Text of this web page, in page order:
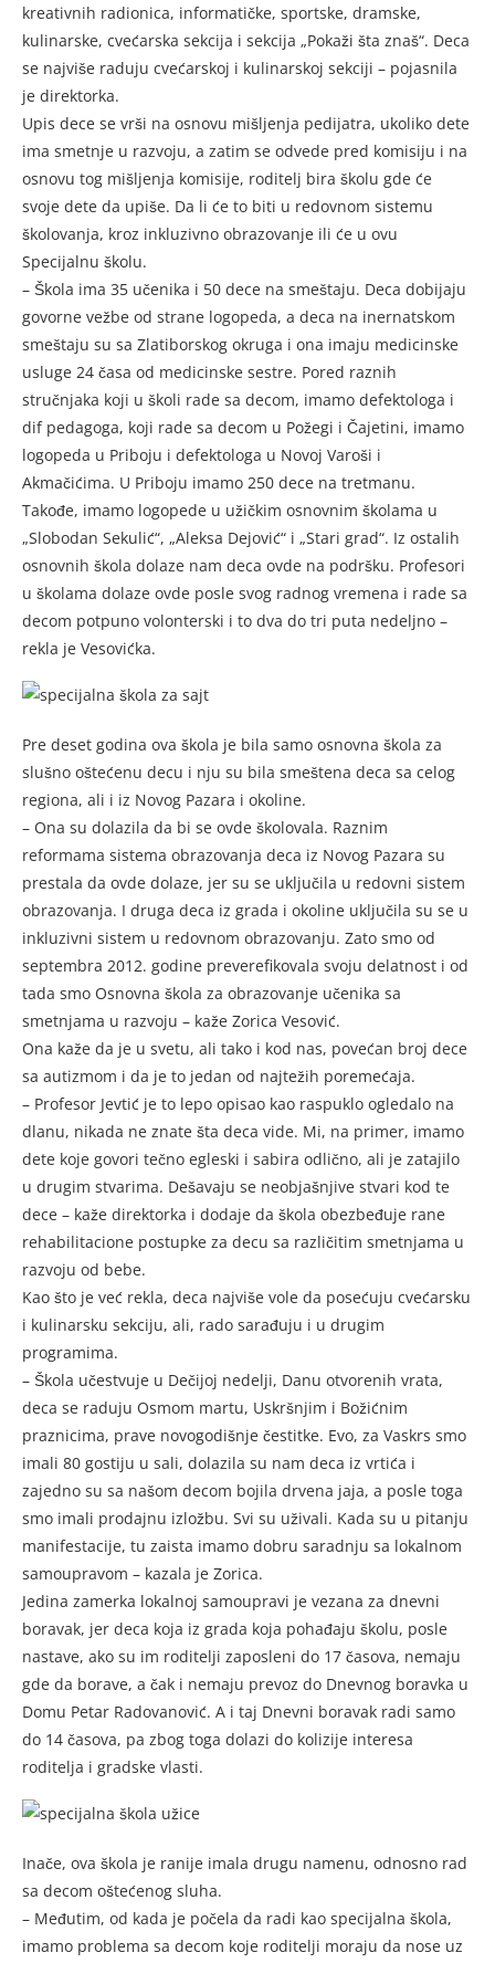
kreativnih radionica, informatičke, sportske, dramske,
kulinarske, cvećarska sekcija i sekcija „Pokaži šta znaš“. Deca
se najviše raduju cvećarskoj i kulinarskoj sekciji – pojasnila
je direktorka.
Upis dece se vrši na osnovu mišljenja pedijatra, ukoliko dete
ima smetnje u razvoju, a zatim se odvede pred komisiju i na
osnovu tog mišljenja komisije, roditelj bira školu gde će
svoje dete da upiše. Da li će to biti u redovnom sistemu
školovanja, kroz inkluzivno obrazovanje ili će u ovu
Specijalnu školu.
– Škola ima 35 učenika i 50 dece na smeštaju. Deca dobijaju
govorne vežbe od strane logopeda, a deca na inernatskom
smeštaju su sa Zlatiborskog okruga i ona imaju medicinske
usluge 24 časa od medicinske sestre. Pored raznih
stručnjaka koji u školi rade sa decom, imamo defektologa i
dif pedagoga, koji rade sa decom u Požegi i Čajetini, imamo
logopeda u Priboju i defektologa u Novoj Varoši i
Akmačićima. U Priboju imamo 250 dece na tretmanu.
Takođe, imamo logopede u užičkim osnovnim školama u
„Slobodan Sekulić“, „Aleksa Dejović“ i „Stari grad“. Iz ostalih
osnovnih škola dolaze nam deca ovde na podršku. Profesori
u školama dolaze ovde posle svog radnog vremena i rade sa
decom potpuno volonterski i to dva do tri puta nedeljno –
rekla je Vesovićka.
Pre deset godina ova škola je bila samo osnovna škola za
slušno oštećenu decu i nju su bila smeštena deca sa celog
regiona, ali i iz Novog Pazara i okoline.
– Ona su dolazila da bi se ovde školovala. Raznim
reformama sistema obrazovanja deca iz Novog Pazara su
prestala da ovde dolaze, jer su se uključila u redovni sistem
obrazovanja. I druga deca iz grada i okoline uključila su se u
inkluzivni sistem u redovnom obrazovanju. Zato smo od
septembra 2012. godine preverefikovala svoju delatnost i od
tada smo Osnovna škola za obrazovanje učenika sa
smetnjama u razvoju – kaže Zorica Vesović.
Ona kaže da je u svetu, ali tako i kod nas, povećan broj dece
sa autizmom i da je to jedan od najtežih poremećaja.
– Profesor Jevtić je to lepo opisao kao raspuklo ogledalo na
dlanu, nikada ne znate šta deca vide. Mi, na primer, imamo
dete koje govori tečno egleski i sabira odlično, ali je zatajilo
u drugim stvarima. Dešavaju se neobjašnjive stvari kod te
dece – kaže direktorka i dodaje da škola obezbeđuje rane
rehabilitacione postupke za decu sa različitim smetnjama u
razvoju od bebe.
Kao što je već rekla, deca najviše vole da posećuju cvećarsku
i kulinarsku sekciju, ali, rado sarađuju i u drugim
programima.
– Škola učestvuje u Dečijoj nedelji, Danu otvorenih vrata,
deca se raduju Osmom martu, Uskršnjim i Božićnim
praznicima, prave novogodišnje čestitke. Evo, za Vaskrs smo
imali 80 gostiju u sali, dolazila su nam deca iz vrtića i
zajedno su sa našom decom bojila drvena jaja, a posle toga
smo imali prodajnu izložbu. Svi su uživali. Kada su u pitanju
manifestacije, tu zaista imamo dobru saradnju sa lokalnom
samoupravom – kazala je Zorica.
Jedina zamerka lokalnoj samoupravi je vezana za dnevni
boravak, jer deca koja iz grada koja pohađaju školu, posle
nastave, ako su im roditelji zaposleni do 17 časova, nemaju
gde da borave, a čak i nemaju prevoz do Dnevnog boravka u
Domu Petar Radovanović. A i taj Dnevni boravak radi samo
do 14 časova, pa zbog toga dolazi do kolizije interesa
roditelja i gradske vlasti.
Inače, ova škola je ranije imala drugu namenu, odnosno rad
sa decom oštećenog sluha.
– Međutim, od kada je počela da radi kao specijalna škola,
imamo problema sa decom koje roditelji moraju da nose uz